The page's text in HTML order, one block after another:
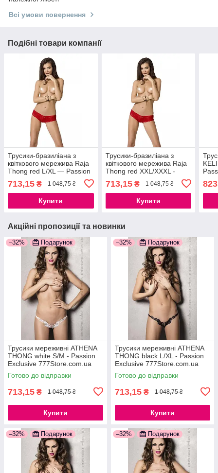
Всі умови повернення
Подібні товари компанії
Трусики-бразиліана з
квіткового мережива Raja
Thong red L/XL — Passion
713,15 ₴ 1 048,75 ₴
Купити
Трусики-бразиліана з
квіткового мережива Raja
Thong red XXL/XXXL -
Passion 777Store.com.ua
713,15₴ 1 048,75 ₴
Купити
Акційні пропозиції та новинки
–32% Подарунок
Трусики мереживні ATHENA
THONG white S/M - Passion
Exclusive 777Store.com.ua
Готово до відправки
713,15 ₴ 1 048,75 ₴
Купити
–32% Подарунок
Трусики мереживні ATHENA
THONG black L/XL - Passion
Exclusive 777Store.com.ua
Готово до відправки
713,15 ₴ 1 048,75 ₴
Купити
–32% Подарунок –32% Подарунок